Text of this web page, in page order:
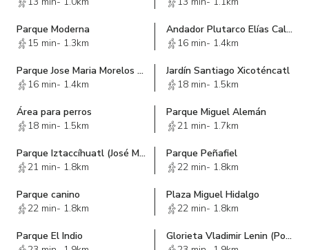
Parque Moderna
15 min- 1.3km
Andador Plutarco Elías Calles
16 min- 1.4km
Parque Jose Maria Morelos y Pavon
16 min- 1.4km
Jardín Santiago Xicoténcatl
18 min- 1.5km
Área para perros
18 min- 1.5km
Parque Miguel Alemán
21 min- 1.7km
Parque Iztaccíhuatl (José Mariano Mociño)
21 min- 1.8km
Parque Peñafiel
22 min- 1.8km
Parque canino
22 min- 1.8km
Plaza Miguel Hidalgo
22 min- 1.8km
Parque El Indio
Glorieta Vladimir Lenin (Postal)